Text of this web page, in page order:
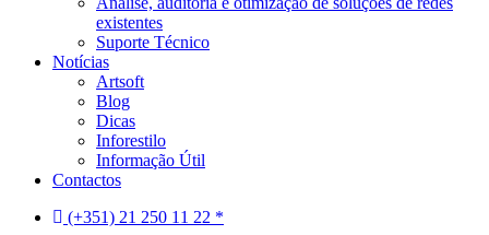
existentes
Suporte Técnico
Notícias
Artsoft
Blog
Dicas
Inforestilo
Informação Útil
Contactos
(+351) 21 250 11 22 *